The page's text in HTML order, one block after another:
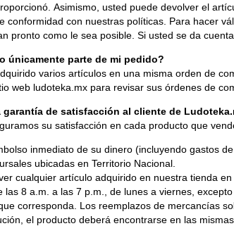
Asimismo, usted puede devolver el
conformidad con nuestras políticas. Para hacer
pronto como le sea posible. Si usted se da
únicamente parte de mi pedido?
varios artículos en una misma orden de
web ludoteka.mx para revisar sus órdenes de
de satisfacción al cliente de
su satisfacción en cada producto que
inmediato de su dinero (incluyendo gastos
ubicadas en Territorio Nacional.
cualquier artículo adquirido en nuestra tienda
las 8 a.m. a las 7 p.m., de lunes a viernes,
corresponda. Los reemplazos de mercancías
el producto deberá encontrarse en las